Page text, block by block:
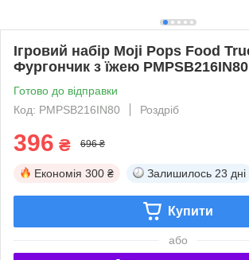
Ігровий набір Moji Pops Food
Фургончик з їжею PMPSB216IN80
Готово до відправки
Код: PMPSB216IN80
Роздріб
396 ₴ 696 ₴
Економія 300 ₴ Залишилось 23 дні
Купити
або